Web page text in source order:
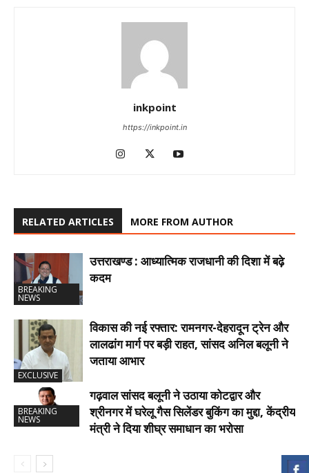
inkpoint
https://inkpoint.in
RELATED ARTICLES MORE FROM AUTHOR
BREAKING
NEWS
उत्तराखण्ड : आध्यात्मिक राजधानी की दिशा में बढ़े
कदम
EXCLUSIVE
विकास की नई रफ्तार: रामनगर-देहरादून ट्रेन और
लालढांग मार्ग पर बड़ी राहत, सांसद अनिल बलूनी ने
जताया आभार
BREAKING
NEWS
गढ़वाल सांसद बलूनी ने उठाया कोटद्वार और
श्रीनगर में घरेलू गैस सिलेंडर बुकिंग का मुद्दा, केंद्रीय
मंत्री ने दिया शीघ्र समाधान का भरोसा